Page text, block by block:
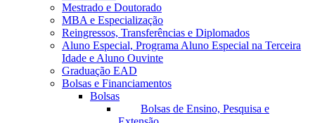
Mestrado e Doutorado
MBA e Especialização
Reingressos, Transferências e Diplomados
Aluno Especial, Programa Aluno Especial na Terceira
Idade e Aluno Ouvinte
Graduação EAD
Bolsas e Financiamentos
Bolsas
Bolsas de Ensino, Pesquisa e